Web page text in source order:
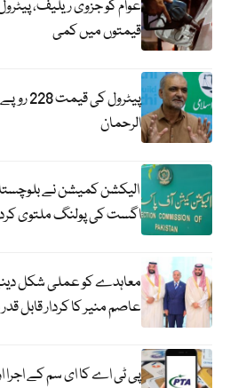
عوام کو جزوی ریلیف،
قیمتوں میں کمی
پیٹرول
الرحمان
اگست کی پولنگ ملتوی
معاہدے کو عملی شکل
عاصم منیر کا کردار قابل
پی ٹی اے کا ای سم کے اجرا